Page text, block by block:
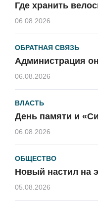
Где хранить
06.08.2026
ОБРАТНАЯ СВЯЗЬ
Администрация
06.08.2026
ВЛАСТЬ
День памяти и
06.08.2026
ОБЩЕСТВО
Новый настил на
05.08.2026